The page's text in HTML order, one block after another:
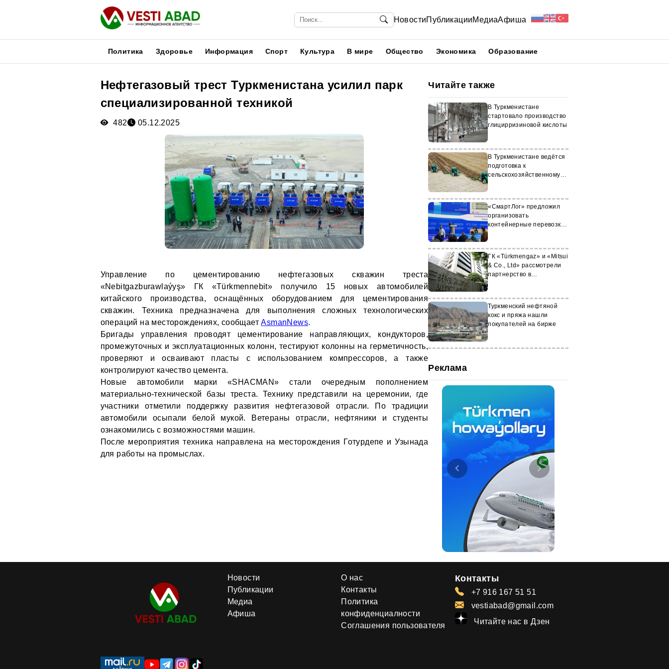
НовостиПубликацииМедиаАфиша
Политика Здоровье Информация Спорт Культура В мире Общество Экономика Образование
Нефтегазовый трест Туркменистана усилил парк
специализированной техникой
482 05.12.2025
Управление по цементированию нефтегазовых скважин треста
«Nebitgazburawlaýyş» ГК «Türkmennebit» получило 15 новых автомобилей
китайского производства, оснащённых оборудованием для цементирования
скважин. Техника предназначена для выполнения сложных технологических
операций на месторождениях, сообщаетAsmanNews.
Бригады управления проводят цементирование направляющих, кондукторов,
промежуточных и эксплуатационных колонн, тестируют колонны на герметичность,
проверяют и осваивают пласты с использованием компрессоров, а также
контролируют качество цемента.
Новые автомобили марки «SHACMAN» стали очередным пополнением
материально-технической базы треста. Технику представили на церемонии, где
участники отметили поддержку развития нефтегазовой отрасли. По традиции
автомобили осыпали белой мукой. Ветераны отрасли, нефтяники и студенты
ознакомились с возможностями машин.
После мероприятия техника направлена на месторождения Готурдепе и Узынада
для работы на промыслах.
Читайте также
В Туркменистане
стартовало производство
глицирризиновой кислоты
В Туркменистане ведётся
подготовка к
сельскохозяйственному
«СмартЛог» предложил
организовать
контейнерные перевозки
ГК «Türkmengaz» и «Mitsui
& Co., Ltd» рассмотрели
партнерство в
Туркменский нефтяной
кокс и пряжа нашли
покупателей на бирже
Реклама
Новости
Публикации
Медиа
Афиша
О нас
Контакты
Политика
конфиденциалности
Соглашения пользователя
Контакты
+7 916 167 51 51
vestiabad@gmail.com
Читайте нас в Дзен